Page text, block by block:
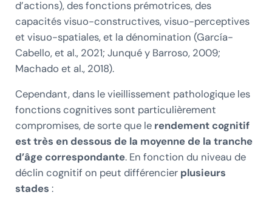
d’actions), des fonctions prémotrices, des
capacités visuo-constructives, visuo-perceptives
et visuo-spatiales, et la dénomination (García-
Cabello, et al., 2021; Junqué y Barroso, 2009;
Machado et al., 2018).
Cependant, dans le vieillissement pathologique les
fonctions cognitives sont particulièrement
compromises, de sorte que le rendement cognitif
est très en dessous de la moyenne de la tranche
d’âge correspondante. En fonction du niveau de
déclin cognitif on peut différencier plusieurs
stades :